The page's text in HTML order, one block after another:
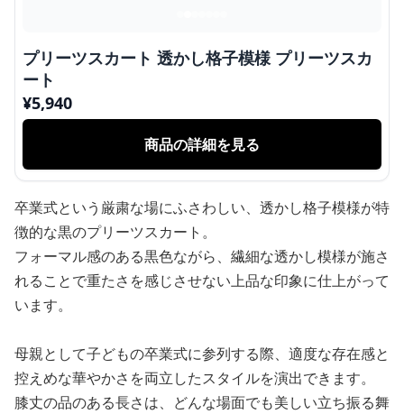
プリーツスカート 透かし格子模様 プリーツスカ
ート
¥5,940
商品の詳細を見る
卒業式という厳粛な場にふさわしい、透かし格子模様が特
徴的な黒のプリーツスカート。
フォーマル感のある黒色ながら、繊細な透かし模様が施さ
れることで重たさを感じさせない上品な印象に仕上がって
います。
母親として子どもの卒業式に参列する際、適度な存在感と
控えめな華やかさを両立したスタイルを演出できます。
膝丈の品のある長さは、どんな場面でも美しい立ち振る舞